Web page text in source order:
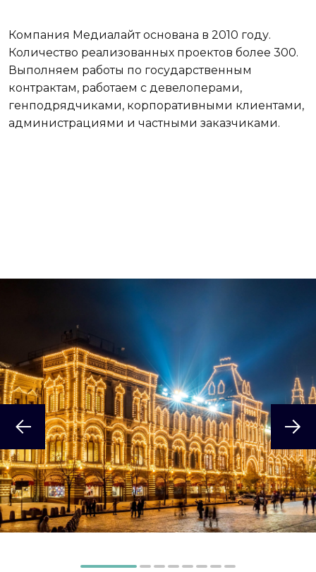
Компания Медиалайт основана в 2010 году.
Количество реализованных проектов более 300.
Выполняем работы по государственным
контрактам, работаем с девелоперами,
генподрядчиками, корпоративными клиентами,
администрациями и частными заказчиками.